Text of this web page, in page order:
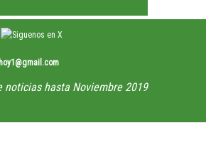
noticias hasta Noviembre 2019